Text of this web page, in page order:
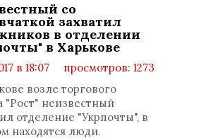
со
захватил
в отделении
в Харькове
в 18:07
просмотров: 1273
0
возле торгового
"Рост" неизвестный
отделение "Укрпочты", в
находятся люди.